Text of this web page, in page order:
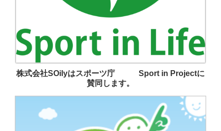
株式会社SOilyはスポーツ庁 Sport in Projectに
賛同します。